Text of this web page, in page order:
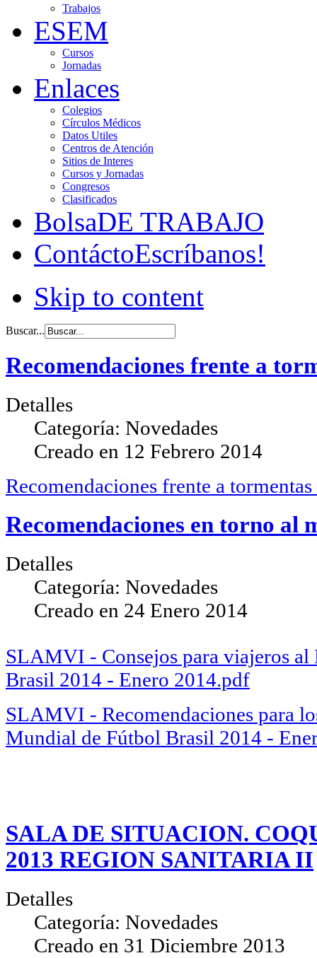
Trabajos
ESEM
Cursos
Jornadas
Enlaces
Colegios
Círculos Médicos
Datos Utiles
Centros de Atención
Sitios de Interes
Cursos y Jornadas
Congresos
Clasificados
BolsaDE TRABAJO
ContáctoEscríbanos!
Skip to content
Buscar...
Recomendaciones frente a
Detalles
Categoría: Novedades
Creado en 12 Febrero 2014
Recomendaciones frente a
Recomendaciones en torno al
Detalles
Categoría: Novedades
Creado en 24 Enero 2014
SLAMVI - Consejos para viajeros
Brasil 2014 - Enero 2014.pdf
SLAMVI - Recomendaciones para
Mundial de Fútbol Brasil 2014 -
SALA DE SITUACION.
2013 REGION SANITARIA II
Detalles
Categoría: Novedades
Creado en 31 Diciembre 2013